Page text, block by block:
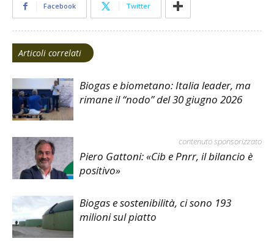
Facebook Twitter
Articoli correlati
Biogas e biometano: Italia leader, ma
rimane il “nodo” del 30 giugno 2026
contenuto sponsorizzato
Piero Gattoni: «Cib e Pnrr, il bilancio è
positivo»
Biogas e sostenibilità, ci sono 193
milioni sul piatto